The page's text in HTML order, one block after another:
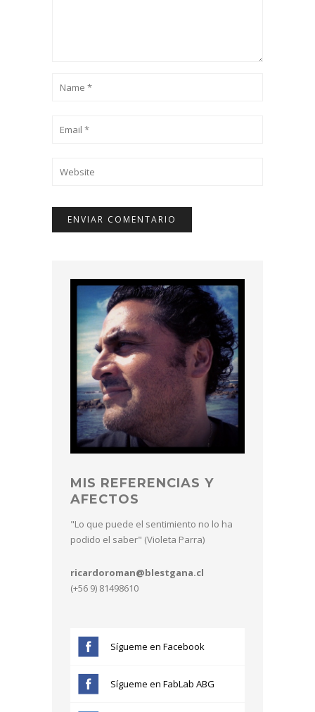
MIS REFERENCIAS Y
AFECTOS
"Lo que puede el sentimiento no lo ha
podido el saber" (Violeta Parra)
ricardoroman@blestgana.cl
(+56 9) 81498610
Sígueme en Facebook
Sígueme en FabLab ABG